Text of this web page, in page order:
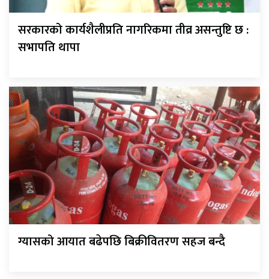
सरकारको कार्यशैलीप्रति नागरिकमा तीव्र असन्तुष्टि छ :
सभापति थापा
ग्यासको आयात बढेपछि बिक्रीवितरण सहज बन्दै